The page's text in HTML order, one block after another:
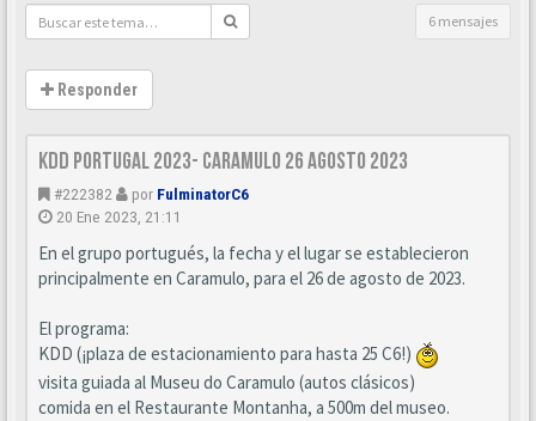
6 mensajes
Responder
KDD Portugal 2023- Caramulo 26 Agosto 2023
#222382 por FulminatorC6
20 Ene 2023, 21:11
En el grupo portugués, la fecha y el lugar se establecieron
principalmente en Caramulo, para el 26 de agosto de 2023.
El programa:
KDD (¡plaza de estacionamiento para hasta 25 C6!)
visita guiada al Museu do Caramulo (autos clásicos)
comida en el Restaurante Montanha, a 500m del museo.